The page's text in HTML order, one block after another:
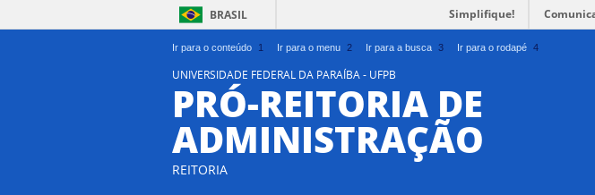
Ir para o conteúdo 1 Ir para o menu 2 Ir para a busca 3 Ir para o rodapé 4
BRASIL Simplifique!
UNIVERSIDADE FEDERAL DA PARAÍBA - UFPB
PRÓ-REITORIA DE
ADMINISTRAÇÃO
REITORIA